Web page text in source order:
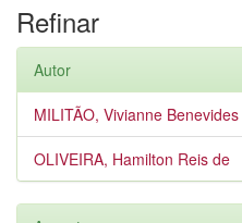
Refinar
Autor
MILITÃO, Vivianne Benevides
OLIVEIRA, Hamilton Reis de